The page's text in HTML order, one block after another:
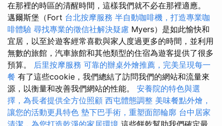
在那裡的時區的清醒時間，這樣我們就不必在那裡適應。
邁爾斯堡（Fort 台北按摩服務 半自動咖啡機，打造專業咖
啡體驗 尋找專業的徵信社解決疑慮 Myers）是如此愉快和
宜居，以至於遊客經常喜歡與家人度過更多的時間，並利用
無數的旅館，汽車旅館和其他類型的住宿為遊客提供了很多
預算。 后里按摩服務 可靠的辦桌外燴推薦，完美呈現每一
餐 有了這些cookie，我們總結了訪問我們的網站和流量來
源，以衡量和改善我們網站的性能。 安養院的特色與選
擇，為長者提供全方位照顧 西屯體態調整 美味餐點外燴，
讓您的活動更具特色 墊下巴手術，重塑面部輪廓 台中居家
清潔，為您打造乾淨的家居環境 這些餅乾幫助我們確定最